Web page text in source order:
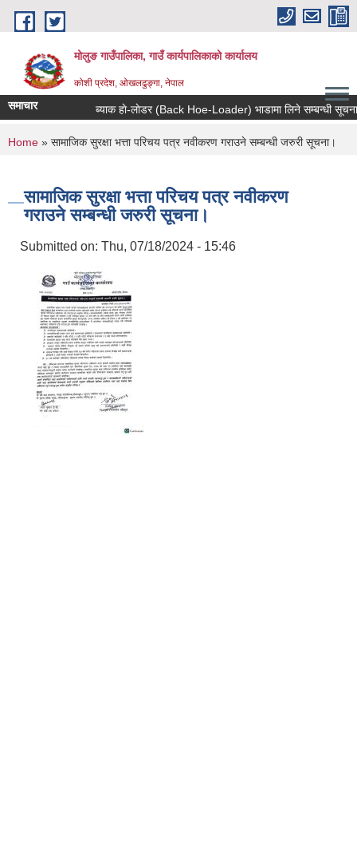
Skip to main content
मोलुङ गाउँपालिका, गाउँ कार्यपालिकाको कार्यालय
कोशी प्रदेश, ओखलढुङ्गा, नेपाल
समाचार ब्याक हाे-लाेडर (Back Hoe-Loader) भाडामा लिने सम्बन्धी सूचना
You are here
Home » सामाजिक सुरक्षा भत्ता परिचय पत्र नवीकरण गराउने सम्बन्धी जरुरी सूचना।
सामाजिक सुरक्षा भत्ता परिचय पत्र नवीकरण
गराउने सम्बन्धी जरुरी सूचना।
Submitted on: Thu, 07/18/2024 - 15:46